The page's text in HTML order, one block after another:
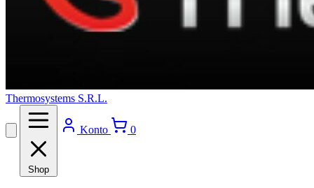
Thermosystems S.R.L.
Shop
Konto 0